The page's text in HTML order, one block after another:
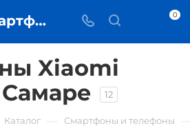
Купить смартфоны Xiaomi Note 15 в Самаре - цена в iЧехол 0
Xiaomi
Самаре
12
Каталог Смартфоны и телефоны